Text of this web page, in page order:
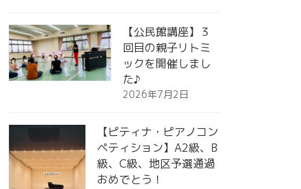
【公民館講座】３
回目の親子リトミ
ックを開催しまし
た♪
2026年7月2日
【ピティナ・ピアノコン
ペティション】A2級、B
級、C級、地区予選通過
おめでとう！